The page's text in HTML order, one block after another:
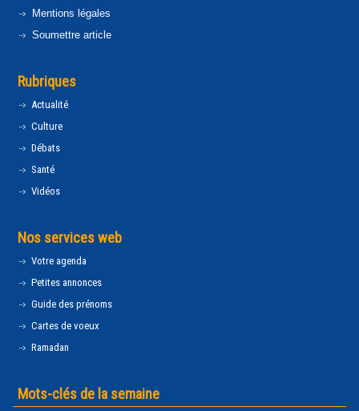
Mentions légales
Soumettre article
Rubriques
Actualité
Culture
Débats
Santé
Vidéos
Nos services web
Votre agenda
Petites annonces
Guide des prénoms
Cartes de voeux
Ramadan
Mots-clés de la semaine